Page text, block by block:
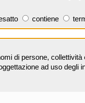
contiene
di persone,
ad uso degli